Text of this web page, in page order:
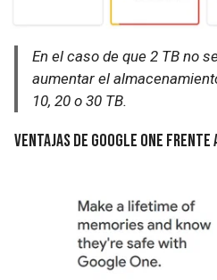
En el caso de que 2 TB no
aumentar el
10, 20 o 30 TB.
Ventajas de Google One